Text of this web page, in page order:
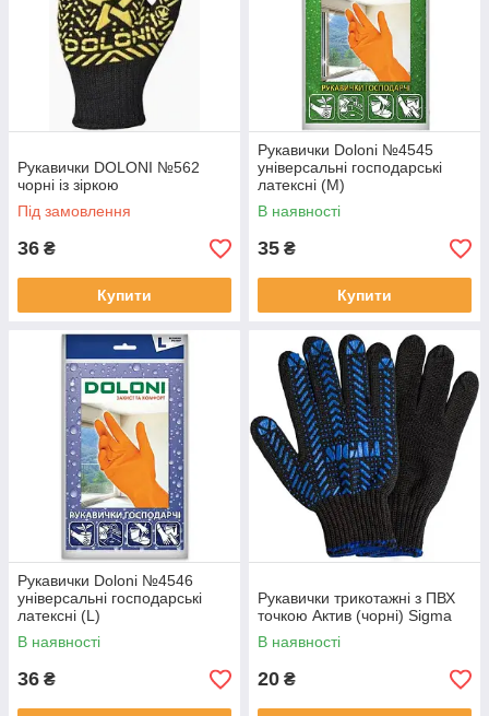
Рукавички DOLONI №562
чорні із зіркою
Під замовлення
36 ₴
Купити
Рукавички Doloni №4545
універсальні господарські
латексні (М)
В наявності
35 ₴
Купити
Рукавички Doloni №4546
універсальні господарські
латексні (L)
В наявності
36 ₴
Рукавички трикотажні з ПВХ
точкою Актив (чорні) Sigma
В наявності
20 ₴